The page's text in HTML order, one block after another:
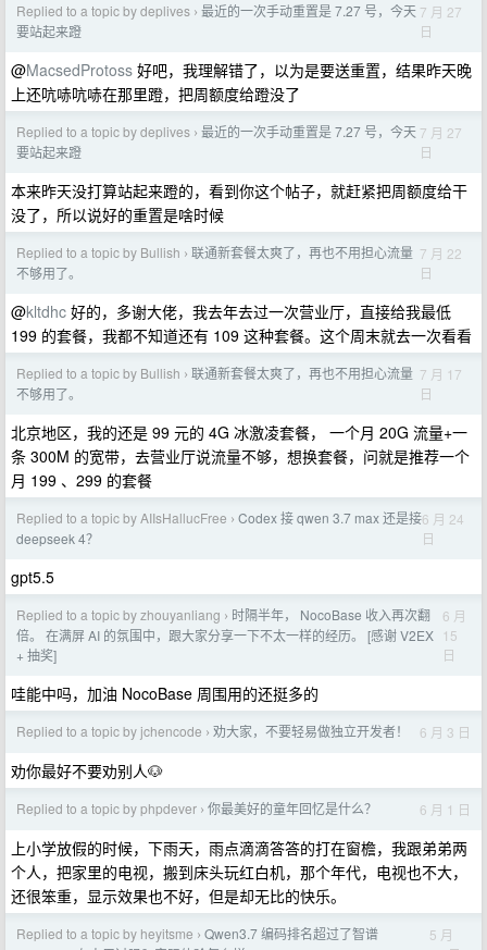
Replied to a topic by deplives › 最近的一次手动重置是 7.27 号，今天
要站起来蹬
7 月 27
日
@MacsedProtoss 好吧，我理解错了，以为是要送重置，结果昨天晚
上还吭哧吭哧在那里蹬，把周额度给蹬没了
Replied to a topic by deplives › 最近的一次手动重置是 7.27 号，今天
要站起来蹬
7 月 27
日
本来昨天没打算站起来蹬的，看到你这个帖子，就赶紧把周额度给干
没了，所以说好的重置是啥时候
Replied to a topic by Bullish › 联通新套餐太爽了，再也不用担心流量
不够用了。
7 月 22
日
@kltdhc 好的，多谢大佬，我去年去过一次营业厅，直接给我最低
199 的套餐，我都不知道还有 109 这种套餐。这个周末就去一次看看
Replied to a topic by Bullish › 联通新套餐太爽了，再也不用担心流量
不够用了。
7 月 17
日
北京地区，我的还是 99 元的 4G 冰激凌套餐， 一个月 20G 流量+一
条 300M 的宽带，去营业厅说流量不够，想换套餐，问就是推荐一个
月 199 、299 的套餐
Replied to a topic by AIIsHallucFree › Codex 接 qwen 3.7 max 还是接
deepseek 4？
6 月 24
日
gpt5.5
Replied to a topic by zhouyanliang › 时隔半年， NocoBase 收入再次翻
倍。 在满屏 AI 的氛围中，跟大家分享一下不太一样的经历。 [感谢 V2EX
+ 抽奖]
6 月
15
日
哇能中吗，加油 NocoBase 周围用的还挺多的
Replied to a topic by jchencode › 劝大家，不要轻易做独立开发者！ 6 月 3 日
劝你最好不要劝别人🐶
Replied to a topic by phpdever › 你最美好的童年回忆是什么？ 6 月 1 日
上小学放假的时候，下雨天，雨点滴滴答答的打在窗檐，我跟弟弟两
个人，把家里的电视，搬到床头玩红白机，那个年代，电视也不大，
还很笨重，显示效果也不好，但是却无比的快乐。
Replied to a topic by heyitsme › Qwen3.7 编码排名超过了智谱
5 月